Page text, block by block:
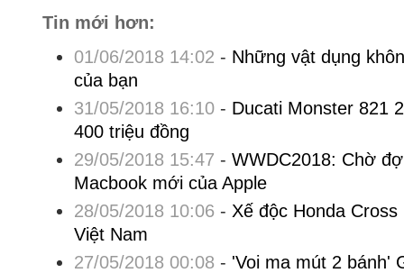
Tin mới hơn:
01/06/2018 14:02 - Những vật dụng
của bạn
31/05/2018 16:10- Ducati Monster 821
400 triệu đồng
29/05/2018 15:47 - WWDC2018: Chờ
Macbook mới của Apple
28/05/2018 10:06 - Xế độc Honda
Việt Nam
27/05/2018 00:08 - 'Voi ma mút 2 bánh'